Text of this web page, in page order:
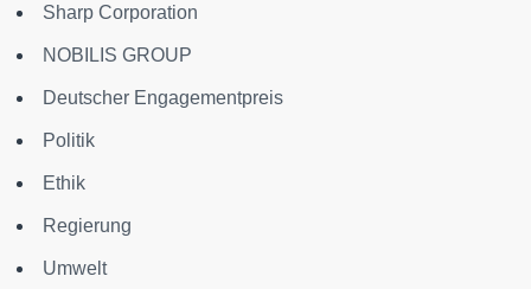
Sharp Corporation
NOBILIS GROUP
Deutscher Engagementpreis
Politik
Ethik
Regierung
Umwelt